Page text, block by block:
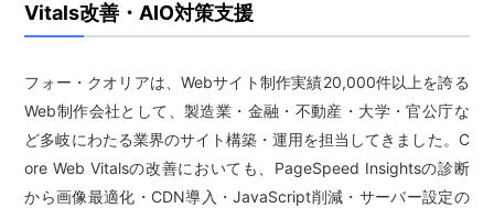
Vitals改善・AIO対策支援
フォー・クオリアは、Webサイト制作実績20,000件以上を誇る
Web制作会社として、製造業・金融・不動産・大学・官公庁な
ど多岐にわたる業界のサイト構築・運用を担当してきました。C
ore Web Vitalsの改善においても、PageSpeed Insightsの診断
から画像最適化・CDN導入・JavaScript削減・サーバー設定の